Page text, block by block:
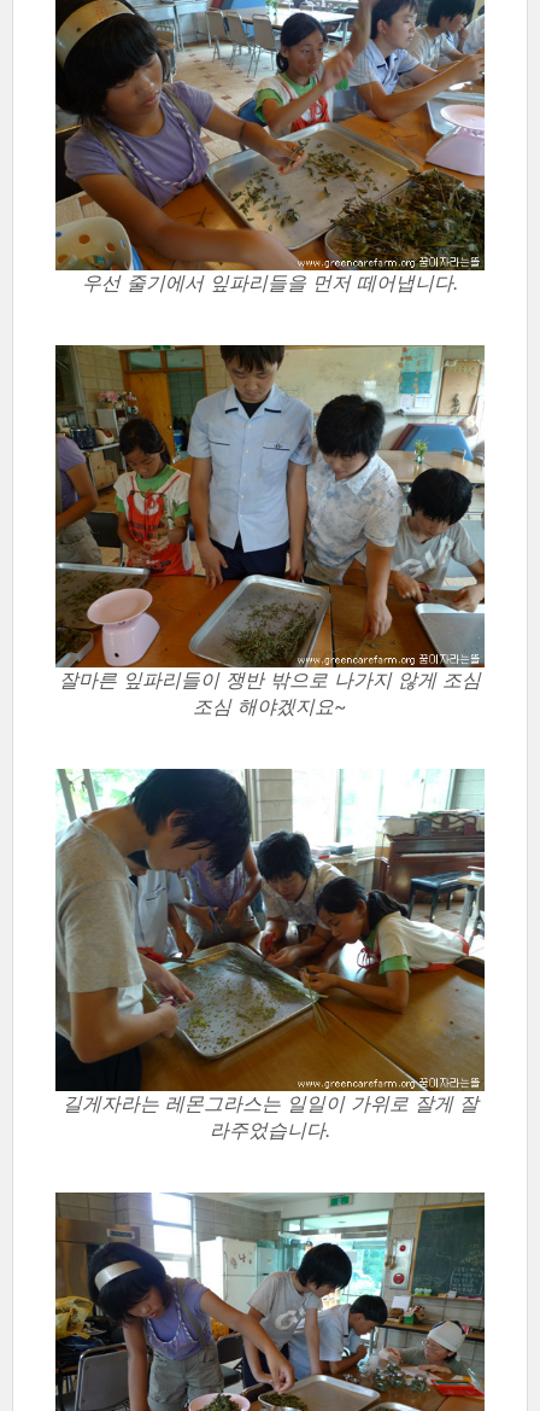
우선 줄기에서 잎파리들을 먼저 떼어냅니다.
잘마른 잎파리들이 쟁반 밖으로 나가지 않게 조심
조심 해야겠지요~
길게자라는 레몬그라스는 일일이 가위로 잘게 잘
라주었습니다.